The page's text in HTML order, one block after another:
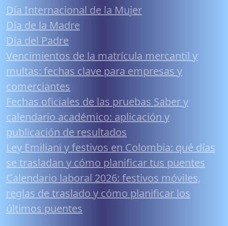
Día Internacional de la Mujer
Día de la Madre
Día del Padre
Vencimientos de la matrícula mercantil y
multas: fechas clave para empresas y
comerciantes
Fechas oficiales de las pruebas Saber y
calendario académico: aplicación y
publicación de resultados
Ley Emiliani y festivos en Colombia: qué días
se trasladan y cómo planificar tus puentes
Calendario laboral 2026: festivos móviles,
reglas de traslado y cómo planificar los
últimos puentes